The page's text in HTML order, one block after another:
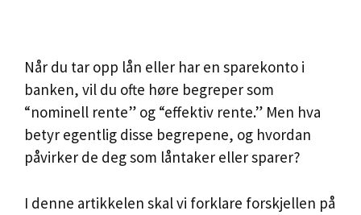
Når du tar opp lån eller har en sparekonto i
banken, vil du ofte høre begreper som
“nominell rente” og “effektiv rente.” Men hva
betyr egentlig disse begrepene, og hvordan
påvirker de deg som låntaker eller sparer?
I denne artikkelen skal vi forklare forskjellen på